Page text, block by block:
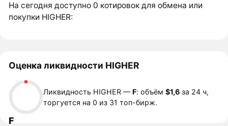
На сегодня доступно 0 котировок для обмена или
покупки HIGHER:
Оценка ликвидности HIGHER
F
Ликвидность HIGHER —F: объём$1,6 за 24 ч,
торгуется на 0 из 31 топ-бирж.